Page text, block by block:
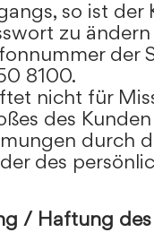
so ist
zu
der
8100.
nicht für
des
durch
des
/ Haftung des